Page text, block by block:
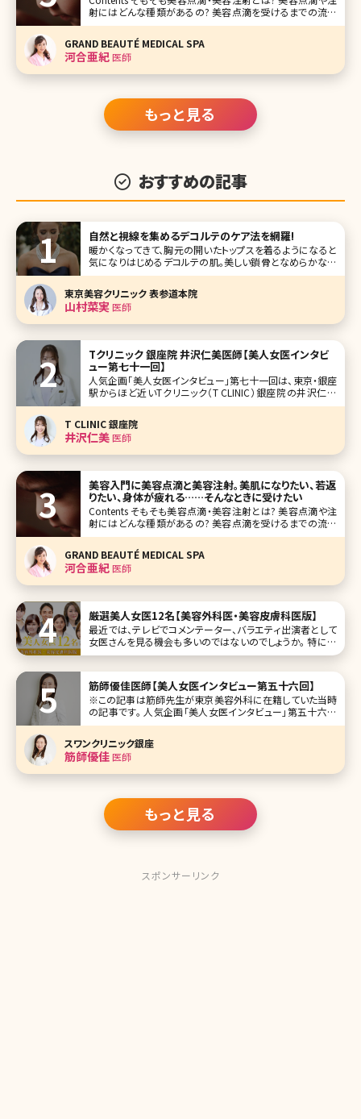
射にはどんな種類があるの? 美容点滴を受けるまでの流れ
を知りたい 美容点滴の価格は? おわりに 【監修医師からの
ワンポイント】美容点滴は即効性があり、お仕事や家事、育児
で疲れている女性の皆様の頼れる味方となる存在
GRAND BEAUTÉ MEDICAL SPA
河合亜紀医師
もっと見る
おすすめの記事
自然と視線を集めるデコルテのケア法を網羅!
暖かくなってきて、胸元の開いたトップスを着るようになると
気になりはじめるデコルテの肌。美しい鎖骨となめらかな白
い肌は女性らしさの象徴でもあり、意外と男性の目がいくポ
イントでもあります。ここで本格的な夏が始まる前にデコルテ
のケア方法について考えてみましょう。 【監修医師からのワン
ポイント
東京美容クリニック 表参道本院
山村菜実医師
Tクリニック 銀座院 井沢仁美医師【美人女医インタビ
ュー第七十一回】
人気企画「美人女医インタビュー」第七十一回は、東京・銀座
駅からほど近いTクリニック（T CLINIC）銀座院の井沢仁美
（いざわひとみ）先生です。相良卓哉院長が開院したTクリニッ
クは、顔整形がメインのクリニック。二重整形や目の下のクマ
取り、小顔治療といった外科施術から美容皮膚施術まで、お
顔の美容医療
T CLINIC 銀座院
井沢仁美医師
美容入門に美容点滴と美容注射。美肌になりたい、若返
りたい、身体が疲れる……そんなときに受けたい
Contents そもそも美容点滴・美容注射とは? 美容点滴や注
射にはどんな種類があるの? 美容点滴を受けるまでの流れ
を知りたい 美容点滴の価格は? おわりに 【監修医師からの
ワンポイント】美容点滴は即効性があり、お仕事や家事、育児
で疲れている女性の皆様の頼れる味方となる存在
GRAND BEAUTÉ MEDICAL SPA
河合亜紀医師
厳選美人女医12名【美容外科医・美容皮膚科医版】
最近では、テレビでコメンテーター、バラエティ出演者として
女医さんを見る機会も多いのではないのでしょうか。 特に美
容医療（美容外科・美容皮膚科）まわりでは、女医さんはある
に比べ、美人度が抜群に高いのは間違いないと思われます。
今回、そんな美
筋師優佳医師【美人女医インタビュー第五十六回】
※この記事は筋師先生が東京美容外科に在籍していた当時
の記事です。 人気企画「美人女医インタビュー」第五十六回
は、福島県福島市の麻生美容外科クリニック福島院（東京美
容外科 福島院）で院長を務める筋師優佳（すじしゆうか）先
生です。 クールビューティー。そんな雰囲気が漂う筋師先生
は、形成外科専門
スワンクリニック銀座
筋師優佳医師
もっと見る
スポンサーリンク